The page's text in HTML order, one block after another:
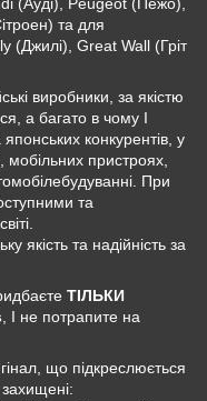
та для
(Джилі), Great Wall (Гріт
виробники, за якістю
а багато в чому І
конкурентів, у
мобільних пристроях,
При
та
якість та надійність за
ТІЛЬКИ
, І не потрапите на
що підкреслюється
захищені: